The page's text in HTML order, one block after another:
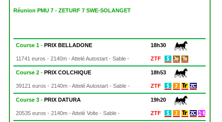
Réunion PMU 7 - ZETURF 7 SWE-SOLANGET
Course 1 -PRIX BELLADONE 18h30
11741 euros - 2140m - Attelé Autostart - Sable - ZTF
Course 2 -PRIX COLCHIQUE 18h53
39121 euros - 2140m - Attelé Autostart - Sable - ZTF
Course 3 -PRIX DATURA 19h20
20535 euros - 2140m - Attelé Volte - Sable - ZTF